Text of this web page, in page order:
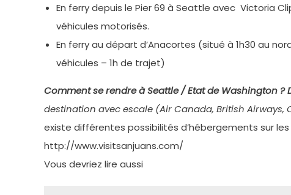
En ferry depuis le Pier 69 à Seattle avec Victoria
véhicules motorisés.
En ferry au départ d’Anacortes (situé à 1h30 au
véhicules – 1h de trajet)
Comment se rendre à Seattle / Etat de Washington ?
destination avec escale (Air Canada, British Airways,
existe différentes possibilités d’hébergements sur
http://www.visitsanjuans.com/
Vous devriez lire aussi